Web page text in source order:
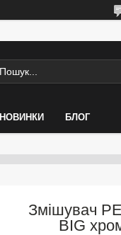
НОВИНКИ БЛОГ
Змішувач
BIG